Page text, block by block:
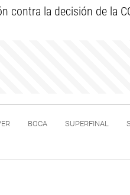
contra la decisión de la
BOCA SUPERFINAL